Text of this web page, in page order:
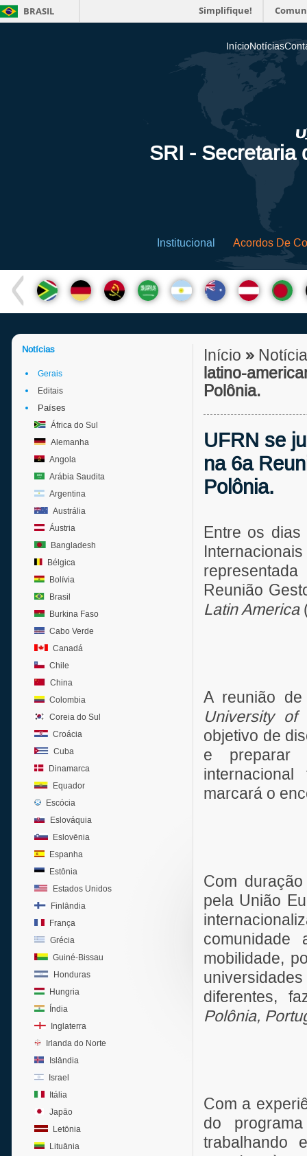
BRASIL Simplifique!
InícioNotícias
SRI - Secretaria
Institucional Acordos De
Notícias
Gerais
Editais
Países
África do Sul
Alemanha
Angola
Arábia Saudita
Argentina
Austrália
Áustria
Bangladesh
Bélgica
Bolívia
Brasil
Burkina Faso
Cabo Verde
Canadá
Chile
China
Colombia
Coreia do Sul
Croácia
Cuba
Dinamarca
Equador
Escócia
Eslováquia
Eslovênia
Espanha
Estônia
Estados Unidos
Finlândia
França
Grécia
Guiné-Bissau
Honduras
Hungria
Índia
Inglaterra
Irlanda do Norte
Islândia
Israel
Itália
Japão
Letônia
Lituânia
Início »
latino-
Polônia.
UFRN se
na 6a
Polônia.
Entre os
Reunião
Latin America
A reunião
University of
objetivo de
e preparar
marcará o
Com
pela União
comunidade
mobilidade,
diferentes,
Polônia,
Com a
do
trabalhando